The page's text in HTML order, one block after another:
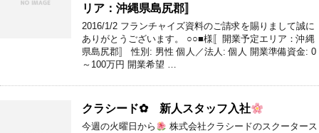
リア：沖縄県島尻郡〛
2016/1/2 フランチャイズ資料のご請求を賜りまして誠に
ありがとうございます。 ○○■様〚開業予定エリア：沖縄
県島尻郡〛 性別: 男性 個人／法人: 個人 開業準備資金: 0
～100万円 開業希望 …
クラシード✿ 新人スタッフ入社
今週の火曜日から
株式会社クラシードのスクータース